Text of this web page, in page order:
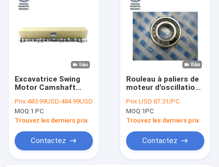
Excavatrice Swing
Motor Camshaft
de MITSUBISHI pour
SK200-2 6D31
Prix:483.99USD-484.99USD
MOQ:1 PC
Trouvez les derniers prix
Contactez
Rouleau à paliers de
moteur d'oscillation
KOBELCO
LB15V00011S443
Prix:USD 87.31/PC
MOQ:1PC
Trouvez les derniers prix
Contactez